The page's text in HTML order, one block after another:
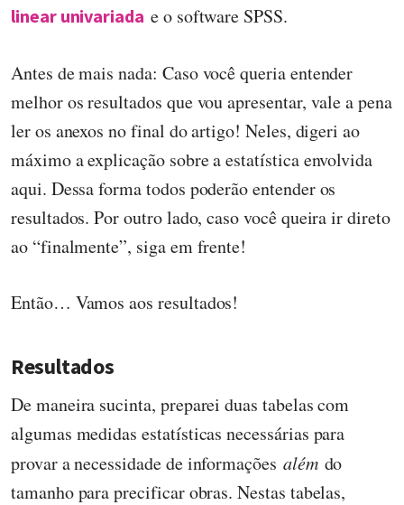
linear univariada e o software SPSS.
Antes de mais nada: Caso você queria entender
melhor os resultados que vou apresentar, vale a pena
ler os anexos no final do artigo! Neles, digeri ao
máximo a explicação sobre a estatística envolvida
aqui. Dessa forma todos poderão entender os
resultados. Por outro lado, caso você queira ir direto
ao “finalmente”, siga em frente!
Então… Vamos aos resultados!
Resultados
De maneira sucinta, preparei duas tabelas com
algumas medidas estatísticas necessárias para
provar a necessidade de informações alémdo
tamanho para precificar obras. Nestas tabelas,